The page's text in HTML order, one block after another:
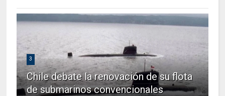
3
Chile debate la renovación de su flota
de submarinos convencionales